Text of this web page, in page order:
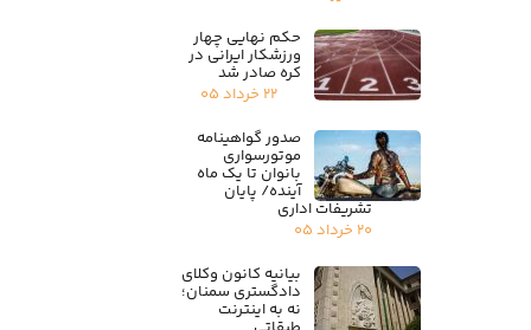
حکم نهایی چهار
ورزشکار ایرانی در
کره صادر شد
۲۲ خرداد ۰۵
صدور گواهینامه
موتورسواری
بانوان تا یک ماه
آینده/ پایان
تشریفات اداری
۲۰ خرداد ۰۵
بیانیه کانون وکلای
دادگستری سمنان؛
نه به اینترنت